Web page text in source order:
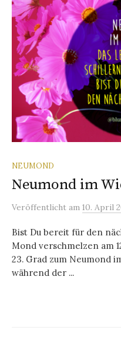
NEUMOND
Neumond im
Veröffentlicht am 10. April
Bist Du bereit für den
Mond verschmelzen am
23. Grad zum Neumond
während der ...